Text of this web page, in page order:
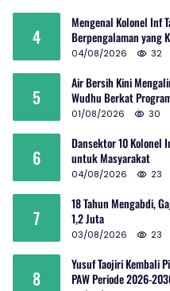
4
Mengenal Kolonel Inf
Berpengalaman yang
04/08/2026 32
5
Air Bersih Kini
Wudhu Berkat
01/08/2026 30
6
Dansektor 10 Kolonel
untuk Masyarakat
04/08/2026 23
7
18 Tahun Mengabdi,
1,2 Juta
03/08/2026 23
8
Yusuf Taojiri Kembali
PAW Periode 2026-